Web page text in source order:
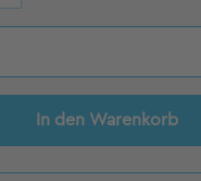
Gib den
In den Warenkorb